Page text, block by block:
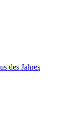
des Jahres